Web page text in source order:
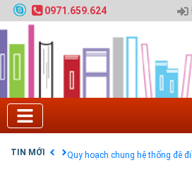
0971.659.624
TIN MỚI
Tuyển sinh 2025, Khoa kỹ thuật
trường đô thị - Đại học Kiến trúc
Chính sách thanh toán
Điều khoản dịch vụ
Quy hoạch chung hệ thống đê